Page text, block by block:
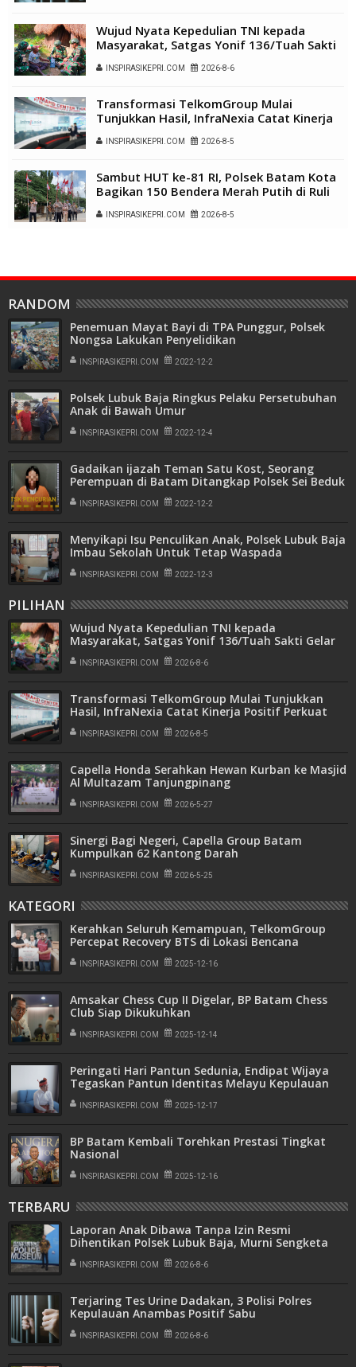
Wujud Nyata Kepedulian TNI kepada
Masyarakat, Satgas Yonif 136/Tuah Sakti
Kalome
INSPIRASIKEPRI.COM 2026-8-6
Transformasi TelkomGroup Mulai
Tunjukkan Hasil, InfraNexia Catat Kinerja
Nasional
INSPIRASIKEPRI.COM 2026-8-5
Sambut HUT ke-81 RI, Polsek Batam Kota
Bagikan 150 Bendera Merah Putih di Ruli
INSPIRASIKEPRI.COM 2026-8-5
RANDOM
Penemuan Mayat Bayi di TPA Punggur, Polsek
Nongsa Lakukan Penyelidikan
INSPIRASIKEPRI.COM 2022-12-2
Polsek Lubuk Baja Ringkus Pelaku Persetubuhan
Anak di Bawah Umur
INSPIRASIKEPRI.COM 2022-12-4
Gadaikan ijazah Teman Satu Kost, Seorang
Perempuan di Batam Ditangkap Polsek Sei Beduk
INSPIRASIKEPRI.COM 2022-12-2
Menyikapi Isu Penculikan Anak, Polsek Lubuk Baja
Imbau Sekolah Untuk Tetap Waspada
INSPIRASIKEPRI.COM 2022-12-3
PILIHAN
Wujud Nyata Kepedulian TNI kepada
Masyarakat, Satgas Yonif 136/Tuah Sakti Gelar
Pengobatan Keliling di Kampung Kalome
INSPIRASIKEPRI.COM 2026-8-6
Transformasi TelkomGroup Mulai Tunjukkan
Hasil, InfraNexia Catat Kinerja Positif Perkuat
Infrastruktur Digital Nasional
INSPIRASIKEPRI.COM 2026-8-5
Capella Honda Serahkan Hewan Kurban ke Masjid
Al Multazam Tanjungpinang
INSPIRASIKEPRI.COM 2026-5-27
Sinergi Bagi Negeri, Capella Group Batam
Kumpulkan 62 Kantong Darah
INSPIRASIKEPRI.COM 2026-5-25
KATEGORI
Kerahkan Seluruh Kemampuan, TelkomGroup
Percepat Recovery BTS di Lokasi Bencana
INSPIRASIKEPRI.COM 2025-12-16
Amsakar Chess Cup II Digelar, BP Batam Chess
Club Siap Dikukuhkan
INSPIRASIKEPRI.COM 2025-12-14
Peringati Hari Pantun Sedunia, Endipat Wijaya
Tegaskan Pantun Identitas Melayu Kepulauan
INSPIRASIKEPRI.COM 2025-12-17
BP Batam Kembali Torehkan Prestasi Tingkat
Nasional
INSPIRASIKEPRI.COM 2025-12-16
TERBARU
Laporan Anak Dibawa Tanpa Izin Resmi
Dihentikan Polsek Lubuk Baja, Murni Sengketa
INSPIRASIKEPRI.COM 2026-8-6
Terjaring Tes Urine Dadakan, 3 Polisi Polres
Kepulauan Anambas Positif Sabu
INSPIRASIKEPRI.COM 2026-8-6